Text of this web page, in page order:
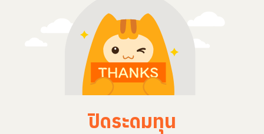
ปิดระดมทุน